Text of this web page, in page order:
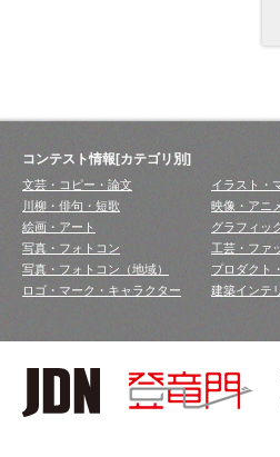
コンテスト情報[カテゴリ別]
文芸・コピー・論文
川柳・俳句・短歌
絵画・アート
写真・フォトコン
写真・フォトコン（地域）
ロゴ・マーク・キャラクター
イラスト・
映像・アニ
グラフィッ
工芸・ファ
プロダクト
建築インテ